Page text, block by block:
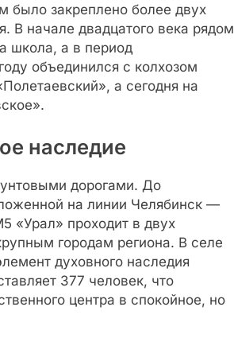
было закреплено более двух
В начале двадцатого века рядом
школа, а в период
объединился с колхозом
а сегодня на
наследие
дорогами. До
на линии Челябинск —
«Урал» проходит в двух
городам региона. В селе
духовного наследия
377 человек, что
центра в спокойное, но